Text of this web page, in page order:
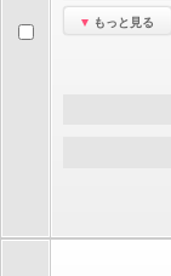
もっと見る